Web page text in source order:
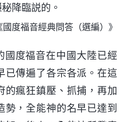
降臨説的。
度福音經典問答（選編）》
國度福音在中國大陸已經
已傳遍了各宗各派。在這
的瘋狂鎮壓、抓捕，再加
勢，全能神的名早已達到